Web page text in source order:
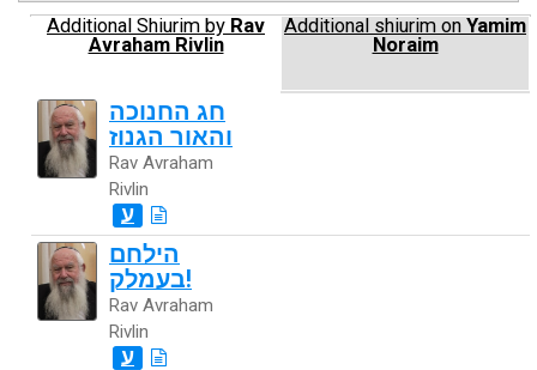
Additional Shiurim by Rav
Avraham Rivlin
Additional shiurim on Yamim
Noraim
חג החנוכה
והאור הגנוז
Rav Avraham
Rivlin
ע
הילחם
בעמלק!
Rav Avraham
Rivlin
ע